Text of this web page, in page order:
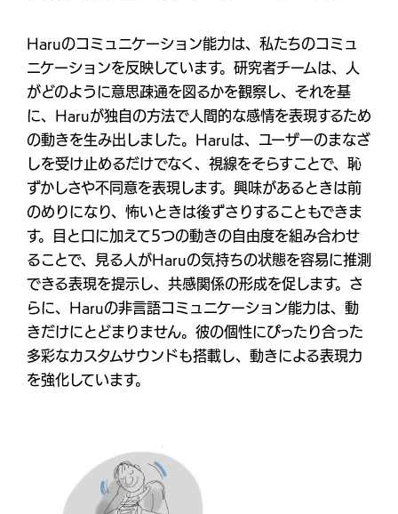
Haruのコミュニケーション能力は、私たちのコミュ
ニケーションを反映しています。研究者チームは、人
がどのように意思疎通を図るかを観察し、それを基
に、Haruが独自の方法で人間的な感情を表現するため
の動きを生み出しました。Haruは、ユーザーのまなざ
しを受け止めるだけでなく、視線をそらすことで、恥
ずかしさや不同意を表現します。興味があるときは前
のめりになり、怖いときは後ずさりすることもできま
す。目と口に加えて5つの動きの自由度を組み合わせ
ることで、見る人がHaruの気持ちの状態を容易に推測
できる表現を提示し、共感関係の形成を促します。さ
らに、Haruの非言語コミュニケーション能力は、動
きだけにとどまりません。彼の個性にぴったり合った
多彩なカスタムサウンドも搭載し、動きによる表現力
を強化しています。